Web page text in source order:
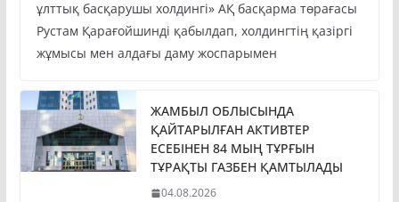
ұлттық басқарушы холдингі» АҚ басқарма төрағасы
Рустам Қарағойшинді қабылдап, холдингтің қазіргі
жұмысы мен алдағы даму жоспарымен
ЖАМБЫЛ ОБЛЫСЫНДА
ҚАЙТАРЫЛҒАН АКТИВТЕР
ЕСЕБІНЕН 84 МЫҢ ТҰРҒЫН
ТҰРАҚТЫ ГАЗБЕН ҚАМТЫЛАДЫ
04.08.2026